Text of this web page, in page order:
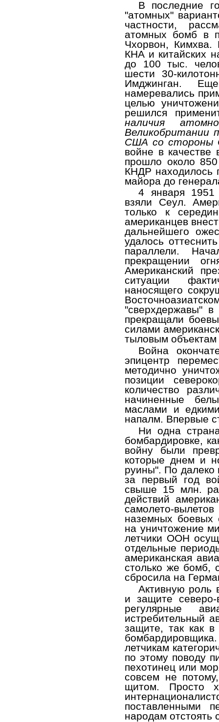
В последние
"атомных"
частности,
атомных бомб в
Чхорвон, Кимхва.
КНА и китайских
до 100 тыс.
шести 30-
Имджинган.
намеревались
целью
решился
наличия
Великобритании
США со стороны
войне в качестве
прошло около
КНДР находилось
майора до
4 января 1951
взяли Сеул.
только к
американцев
дальнейшего
удалось
параллели.
прекращении
Американский
ситуации
наносящего
"сверхдержавы"
прекращали
силами
тыловым объектам
Война
эпицентр
методично
позиции
количество
начиненные
маслами и
напалм. Впервые
Ни одна
бомбардировке,
войну были
которые днем и
руины". По далеко
за первый год
свыше 15 млн.
действий
самолето-
наземных боевых
на уничтожение
летчики ООН
отдельные
американская
столько же бомб,
сбросила на
Активную роль
и защите северо-
регулярные
истребительный
защите, так как
летчикам
по этому поводу
пехотинец или
совсем не
щитом. Просто
поставленными
народам отстоять